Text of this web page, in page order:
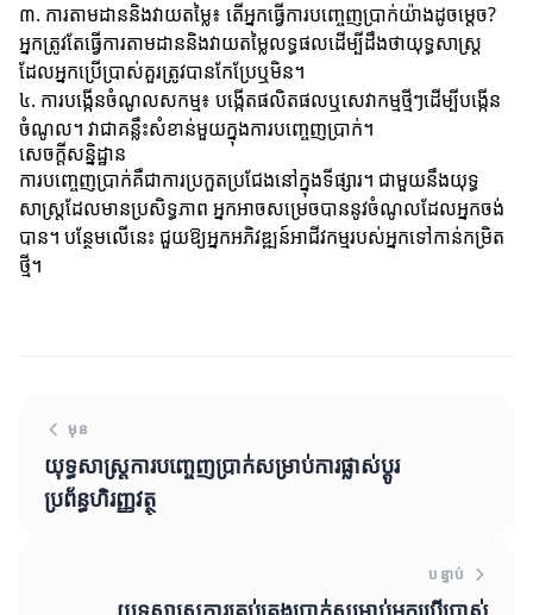
៣. ការតាមដាននិងវាយតម្លៃ៖ តើអ្នកធ្វើការបញ្ចេញប្រាក់យ៉ាងដូចម្តេច?
អ្នកត្រូវតែធ្វើការតាមដាននិងវាយតម្លៃលទ្ធផលដើម្បីដឹងថាយុទ្ធសាស្ត្រ
ដែលអ្នកប្រើប្រាស់គួរត្រូវបានកែប្រែឬមិន។
៤. ការបង្កើនចំណូលសកម្ម៖ បង្កើតផលិតផលឬសេវាកម្មថ្មីៗដើម្បីបង្កើន
ចំណូល។ វាជាគន្លឹះសំខាន់មួយក្នុងការបញ្ចេញប្រាក់។
សេចក្តីសន្និដ្ឋាន
ការបញ្ចេញប្រាក់គឺជាការប្រកួតប្រជែងនៅក្នុងទីផ្សារ។ ជាមួយនឹងយុទ្ធ
សាស្ត្រដែលមានប្រសិទ្ធភាព អ្នកអាចសម្រេចបាននូវចំណូលដែលអ្នកចង់
បាន។ បន្ថែមលើនេះ ជួយឱ្យអ្នកអភិវឌ្ឍន៍អាជីវកម្មរបស់អ្នកទៅកាន់កម្រិត
ថ្មី។
មុន
យុទ្ធសាស្ត្រការបញ្ចេញប្រាក់សម្រាប់ការផ្លាស់ប្តូរ
ប្រព័ន្ធហិរញ្ញវត្ថុ
បន្ទាប់